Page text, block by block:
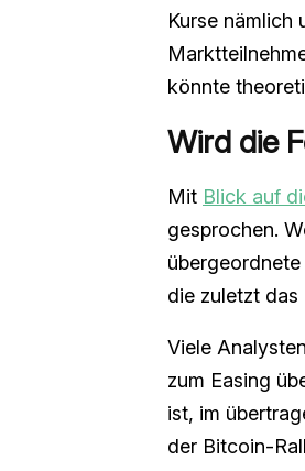
Kurse nämlich
könnte
Wird die
Mit Blick auf
gesprochen.
die zuletzt das
Viele
zum Easing
ist, im
der Bitcoin-